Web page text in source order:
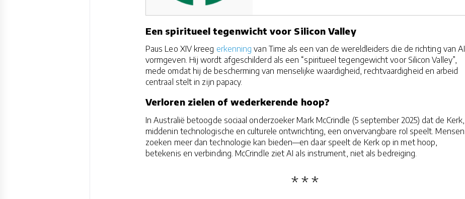
Een spiritueel tegenwicht voor Silicon Valley
Paus Leo XIV kreeg erkenning van Time als een van de wereldleiders die de richting van AI
vormgeven. Hij wordt afgeschilderd als een “spiritueel tegengewicht voor Silicon Valley”,
mede omdat hij de bescherming van menselijke waardigheid, rechtvaardigheid en arbeid
centraal stelt in zijn papacy.
Verloren zielen of wederkerende hoop?
In Australië betoogde sociaal onderzoeker Mark McCrindle (5 september 2025) dat de Kerk,
middenin technologische en culturele ontwrichting, een onvervangbare rol speelt. Mensen
zoeken meer dan technologie kan bieden—en daar speelt de Kerk op in met hoop,
betekenis en verbinding. McCrindle ziet AI als instrument, niet als bedreiging.